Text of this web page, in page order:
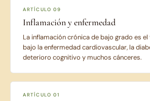
ARTÍCULO 09
Inflamación y enfermedad
La inflamación crónica de bajo grado es
bajo la enfermedad cardiovascular, la
deterioro cognitivo y muchos cánceres.
ARTÍCULO 01